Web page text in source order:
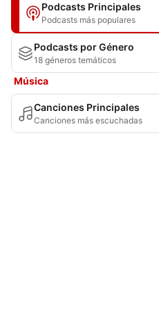
Podcasts Principales
Podcasts más populares
Podcasts por Género
18 géneros temáticos
Música
Canciones Principales
Canciones más escuchadas